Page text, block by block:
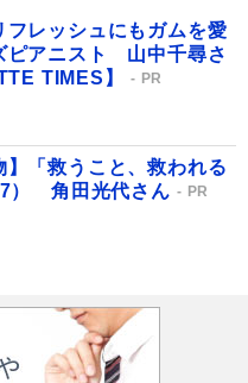
フレッシュにもガムを愛
ピアニスト 山中千尋さ
TIMES】
PR
】「救うこと、救われる
） 角田光代さん
PR